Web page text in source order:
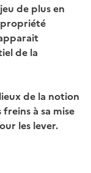
de plus en
de la
de la notion
à sa mise
les lever.